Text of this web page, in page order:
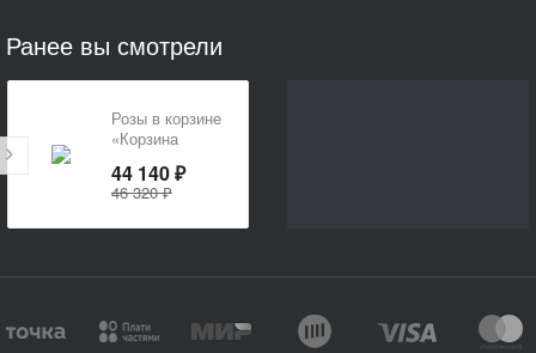
Ранее вы смотрели
Розы в корзине
«Корзина
44 140 ₽
46 320 ₽